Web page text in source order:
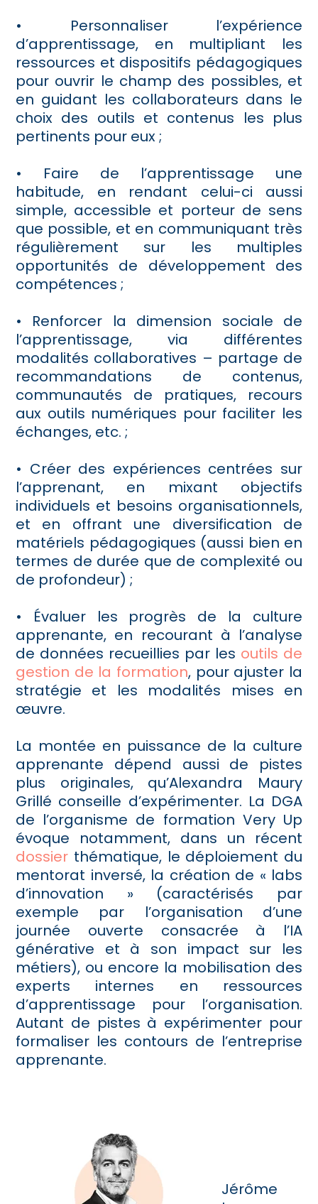
• Personnaliser l’expérience
d’apprentissage, en multipliant les
ressources et dispositifs pédagogiques
pour ouvrir le champ des possibles, et
en guidant les collaborateurs dans le
choix des outils et contenus les plus
pertinents pour eux ;
• Faire de l’apprentissage une
habitude, en rendant celui-ci aussi
simple, accessible et porteur de sens
que possible, et en communiquant très
régulièrement sur les multiples
opportunités de développement des
compétences ;
• Renforcer la dimension sociale de
l’apprentissage, via différentes
modalités collaboratives – partage de
recommandations de contenus,
communautés de pratiques, recours
aux outils numériques pour faciliter les
échanges, etc. ;
• Créer des expériences centrées sur
l’apprenant, en mixant objectifs
individuels et besoins organisationnels,
et en offrant une diversification de
matériels pédagogiques (aussi bien en
termes de durée que de complexité ou
de profondeur) ;
• Évaluer les progrès de la culture
apprenante, en recourant à l’analyse
de données recueillies par les outils de
gestion de la formation, pour ajuster la
stratégie et les modalités mises en
œuvre.
La montée en puissance de la culture
apprenante dépend aussi de pistes
plus originales, qu’Alexandra Maury
Grillé conseille d’expérimenter. La DGA
de l’organisme de formation Very Up
évoque notamment, dans un récent
dossier thématique, le déploiement du
mentorat inversé, la création de « labs
d’innovation » (caractérisés par
exemple par l’organisation d’une
journée ouverte consacrée à l’IA
générative et à son impact sur les
métiers), ou encore la mobilisation des
experts internes en ressources
d’apprentissage pour l’organisation.
Autant de pistes à expérimenter pour
formaliser les contours de l’entreprise
apprenante.
Jérôme